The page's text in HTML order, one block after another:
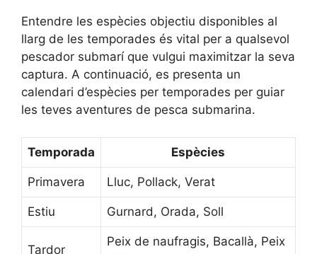
Entendre les espècies objectiu disponibles al
llarg de les temporades és vital per a qualsevol
pescador submarí que vulgui maximitzar la seva
captura. A continuació, es presenta un
calendari d’espècies per temporades per guiar
les teves aventures de pesca submarina.
Temporada Espècies
Primavera Lluc, Pollack, Verat
Estiu Gurnard, Orada, Soll
Tardor
Peix de naufragis, Bacallà, Peix